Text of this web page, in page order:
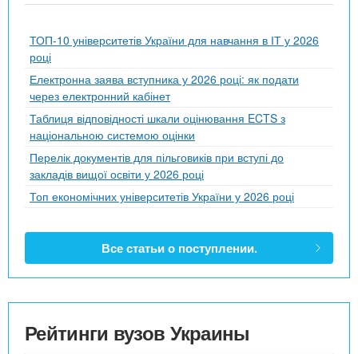
ТОП-10 університетів України для навчання в ІТ у 2026
році
Електронна заява вступника у 2026 році: як подати
через електронний кабінет
Таблиця відповідності шкали оцінювання ECTS з
національною системою оцінки
Перелік документів для пільговиків при вступі до
закладів вищої освіти у 2026 році
Топ економічних університетів України у 2026 році
Все статьи о поступлении.
Рейтинги вузов Украины